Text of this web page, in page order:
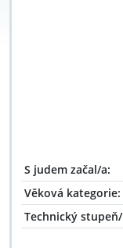
S judem začal/a:
Věková kategorie:
Technický